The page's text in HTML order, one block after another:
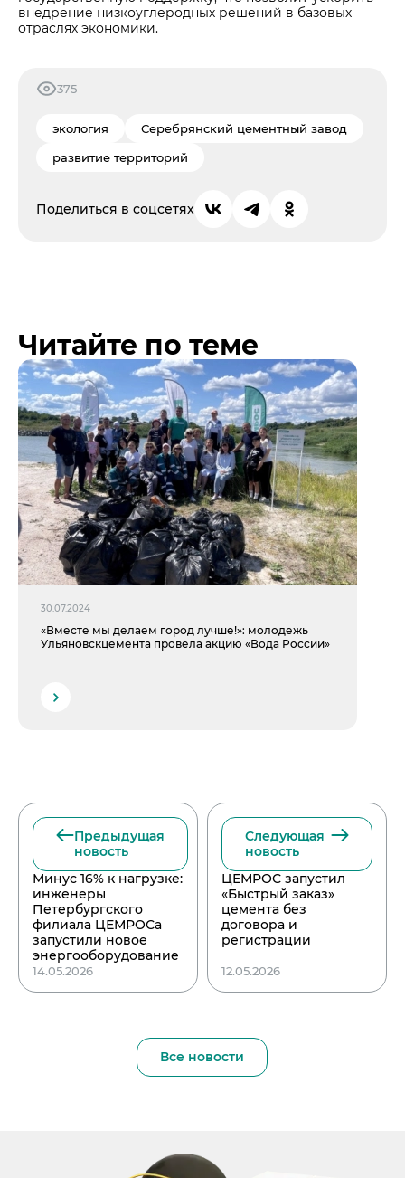
внедрение низкоуглеродных решений в базовых
отраслях экономики.
375
экология
Серебрянский цементный завод
развитие территорий
Поделиться в соцсетях
Читайте по теме
30.07.2024
«Вместе мы делаем город лучше!»: молодежь
Ульяновскцемента провела акцию «Вода России»
Предыдущая
новость
Минус 16% к нагрузке:
инженеры
Петербургского
филиала ЦЕМРОСа
запустили новое
энергооборудование
14.05.2026
Следующая
новость
ЦЕМРОС запустил
«Быстрый заказ»
цемента без
договора и
регистрации
12.05.2026
Все новости